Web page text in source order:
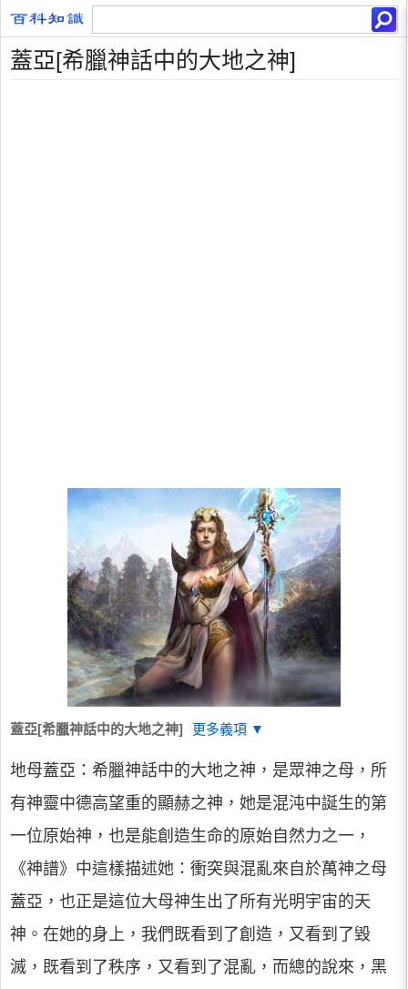
蓋亞[希臘神話中的大地之神]
蓋亞[希臘神話中的大地之神] 更多義項 ▼
地母蓋亞：希臘神話中的大地之神，是眾神之母，所
有神靈中德高望重的顯赫之神，她是混沌中誕生的第
一位原始神，也是能創造生命的原始自然力之一，
《神譜》中這樣描述她：衝突與混亂來自於萬神之母
蓋亞，也正是這位大母神生出了所有光明宇宙的天
神。在她的身上，我們既看到了創造，又看到了毀
滅，既看到了秩序，又看到了混亂，而總的說來，黑